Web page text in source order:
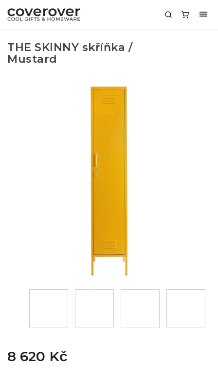
THE SKINNY skříňka /
Mustard
8 620 Kč